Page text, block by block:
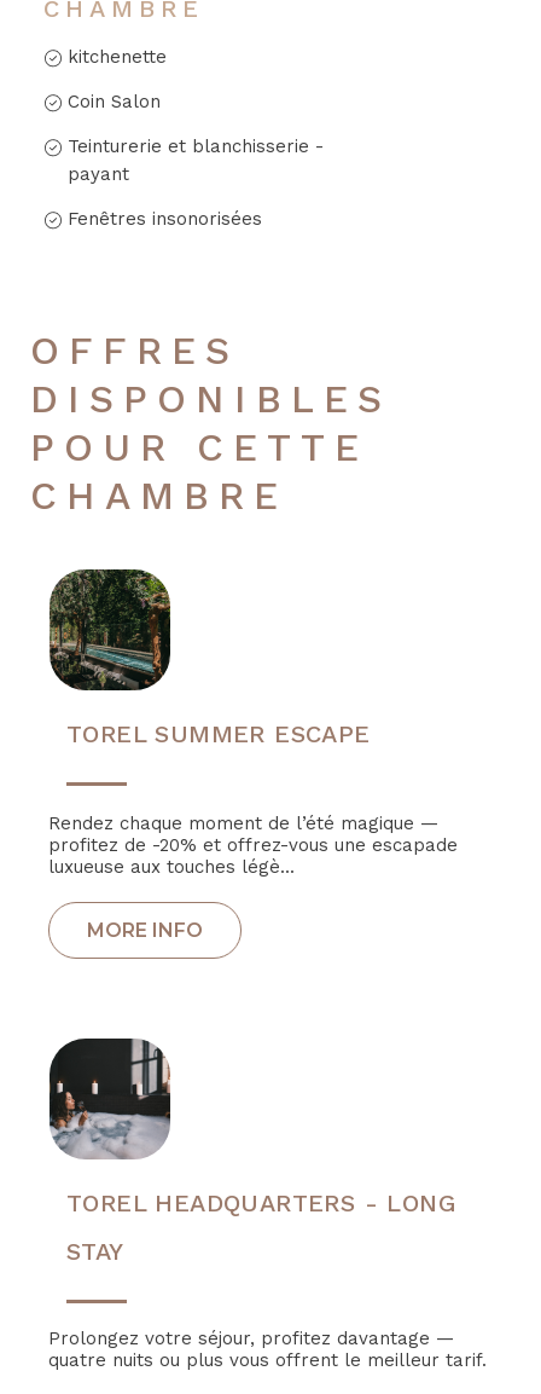
CHAMBRE
kitchenette
Coin Salon
Teinturerie et blanchisserie -
payant
Fenêtres insonorisées
OFFRES
DISPONIBLES
POUR CETTE
CHAMBRE
TOREL SUMMER ESCAPE
Rendez chaque moment de l’été magique —
profitez de -20% et offrez-vous une escapade
luxueuse aux touches légè...
TOREL HEADQUARTERS - LONG
STAY
Prolongez votre séjour, profitez davantage —
quatre nuits ou plus vous offrent le meilleur tarif.